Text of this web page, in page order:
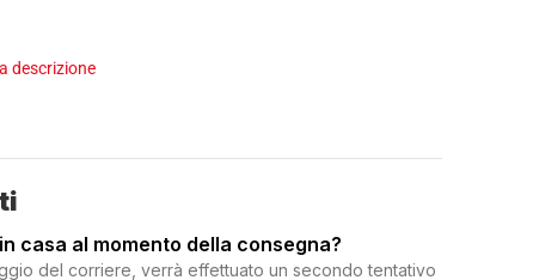
descrizione
casa al momento della consegna?
del corriere, verrà effettuato un secondo tentativo